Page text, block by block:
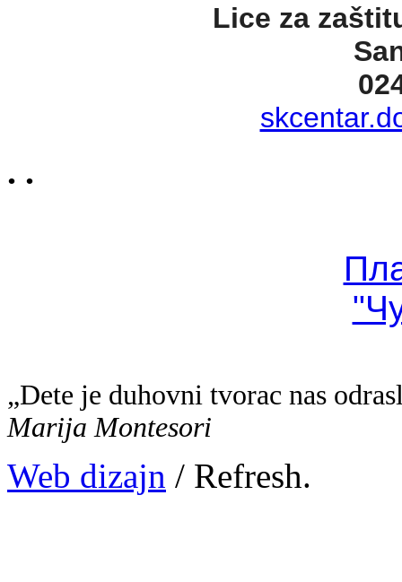
Lice za
. .
„Dete je duhovni tvorac nas
Marija Montesori
Web dizajn / Refresh.